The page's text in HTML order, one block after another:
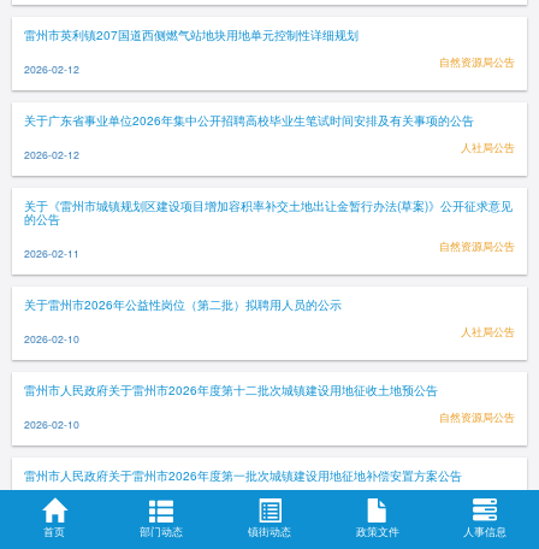
雷州市英利镇207国道西侧燃气站地块用地单元控制性详细规划
2026-02-12 自然资源局公告
关于广东省事业单位2026年集中公开招聘高校毕业生笔试时间安排及有关事项的公告
2026-02-12 人社局公告
关于《雷州市城镇规划区建设项目增加容积率补交土地出让金暂行办法(草案)》公开征求意见
的公告
2026-02-11 自然资源局公告
关于雷州市2026年公益性岗位（第二批）拟聘用人员的公示
2026-02-10 人社局公告
雷州市人民政府关于雷州市2026年度第十二批次城镇建设用地征收土地预公告
2026-02-10 自然资源局公告
雷州市人民政府关于雷州市2026年度第一批次城镇建设用地征地补偿安置方案公告
2026-02-10
自然资源局公告
首页
部门动态 镇街动态 政策文件 人事信息